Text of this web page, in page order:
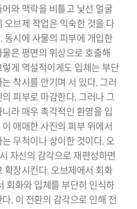
와 맥락을 비틀고 낯선 얼굴
브제 작업은 익숙한 것을 다
시에 사물의 피부에 개입한
은 평면의 위상으로 호출해
게 역설적이게도 입체는 부단
착시를 안기며 서 있다. 그러
피부로 마감한다. 그러나 그
라 매우 촉각적인 환영을 입
애매한 사진의 피부 위에서
무척이나 상이한 것이다. 오
자신의 감각으로 재편성하면
확장시킨다. 오브제에서 회화
회화와 입체를 부단히 인식하
. 이 전환의 감각으로 인해 전